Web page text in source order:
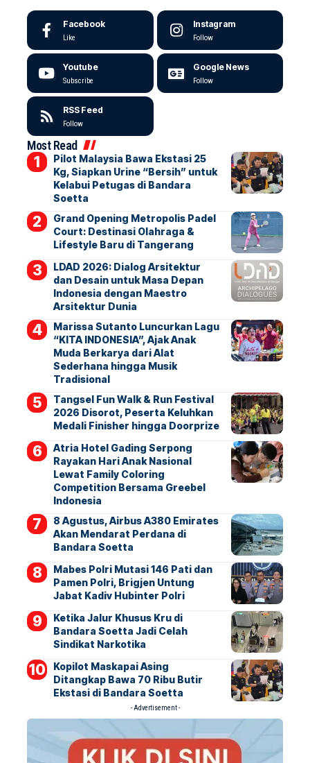
Facebook
Like
Instagram
Follow
Youtube
Subscribe
Google News
Follow
RSS Feed
Follow
Most Read
Pilot Malaysia Bawa Ekstasi 25
Kg, Siapkan Urine “Bersih” untuk
Kelabui Petugas di Bandara
Soetta
Grand Opening Metropolis Padel
Court: Destinasi Olahraga &
Lifestyle Baru di Tangerang
LDAD 2026: Dialog Arsitektur
dan Desain untuk Masa Depan
Indonesia dengan Maestro
Arsitektur Dunia
Marissa Sutanto Luncurkan Lagu
“KITA INDONESIA”, Ajak Anak
Muda Berkarya dari Alat
Sederhana hingga Musik
Tradisional
Tangsel Fun Walk & Run Festival
2026 Disorot, Peserta Keluhkan
Medali Finisher hingga Doorprize
Atria Hotel Gading Serpong
Rayakan Hari Anak Nasional
Lewat Family Coloring
Competition Bersama Greebel
Indonesia
8 Agustus, Airbus A380 Emirates
Akan Mendarat Perdana di
Bandara Soetta
Mabes Polri Mutasi 146 Pati dan
Pamen Polri, Brigjen Untung
Jabat Kadiv Hubinter Polri
Ketika Jalur Khusus Kru di
Bandara Soetta Jadi Celah
Sindikat Narkotika
Kopilot Maskapai Asing
Ditangkap Bawa 70 Ribu Butir
Ekstasi di Bandara Soetta
- Advertisement -